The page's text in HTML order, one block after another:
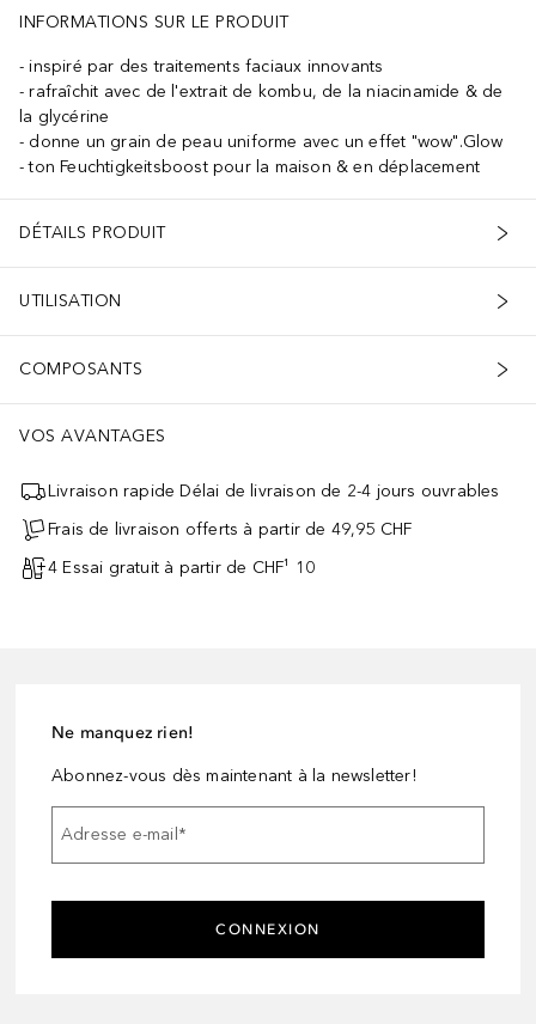
INFORMATIONS SUR LE PRODUIT
inspiré par des traitements faciaux innovants
rafraîchit avec de l'extrait de kombu, de la niacinamide & de
la glycérine
donne un grain de peau uniforme avec un effet "wow".Glow
ton Feuchtigkeitsboost pour la maison & en déplacement
DÉTAILS PRODUIT
UTILISATION
COMPOSANTS
VOS AVANTAGES
Livraison rapide Délai de livraison de 2-4 jours ouvrables
Frais de livraison offerts à partir de 49,95 CHF
4 Essai gratuit à partir de CHF¹ 10
Ne manquez rien!
Abonnez-vous dès maintenant à la newsletter!
Adresse e-mail*
CONNEXION